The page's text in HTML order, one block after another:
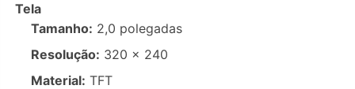
Tela
Tamanho: 2,0 polegadas
Resolução: 320 × 240
Material: TFT